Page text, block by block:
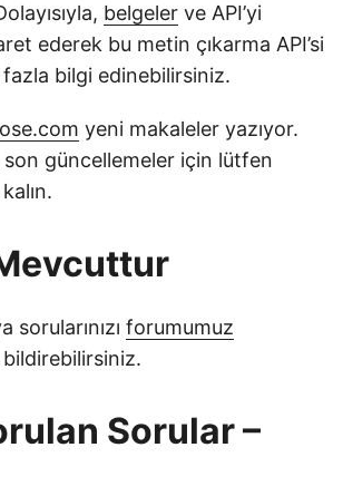
belgeler ve API’yi
ederek bu metin çıkarma API’si
fazla bilgi edinebilirsiniz.
yeni makaleler yazıyor.
son güncellemeler için lütfen
sorularınızı forumumuz
Sorular –